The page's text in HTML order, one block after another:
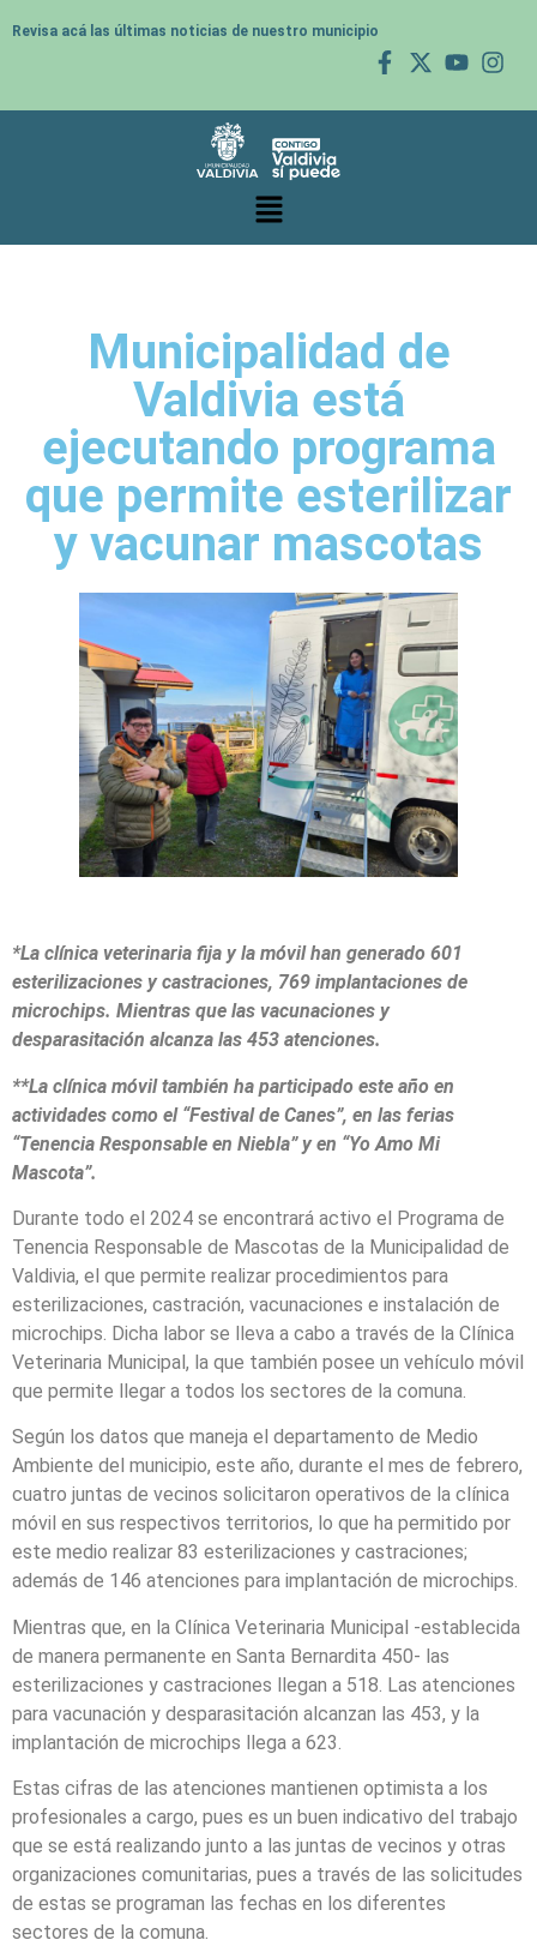
Revisa acá las últimas noticias de nuestro municipio
Municipalidad de
Valdivia está
ejecutando programa
que permite esterilizar
y vacunar mascotas
*La clínica veterinaria fija y la móvil han generado 601
esterilizaciones y castraciones, 769 implantaciones de
microchips. Mientras que las vacunaciones y
desparasitación alcanza las 453 atenciones.
**La clínica móvil también ha participado este año en
actividades como el “Festival de Canes”, en las ferias
“Tenencia Responsable en Niebla” y en “Yo Amo Mi
Mascota”.
Durante todo el 2024 se encontrará activo el Programa de
Tenencia Responsable de Mascotas de la Municipalidad de
Valdivia, el que permite realizar procedimientos para
esterilizaciones, castración, vacunaciones e instalación de
microchips. Dicha labor se lleva a cabo a través de la Clínica
Veterinaria Municipal, la que también posee un vehículo móvil
que permite llegar a todos los sectores de la comuna.
Según los datos que maneja el departamento de Medio
Ambiente del municipio, este año, durante el mes de febrero,
cuatro juntas de vecinos solicitaron operativos de la clínica
móvil en sus respectivos territorios, lo que ha permitido por
este medio realizar 83 esterilizaciones y castraciones;
además de 146 atenciones para implantación de microchips.
Mientras que, en la Clínica Veterinaria Municipal -establecida
de manera permanente en Santa Bernardita 450- las
esterilizaciones y castraciones llegan a 518. Las atenciones
para vacunación y desparasitación alcanzan las 453, y la
implantación de microchips llega a 623.
Estas cifras de las atenciones mantienen optimista a los
profesionales a cargo, pues es un buen indicativo del trabajo
que se está realizando junto a las juntas de vecinos y otras
organizaciones comunitarias, pues a través de las solicitudes
de estas se programan las fechas en los diferentes
sectores de la comuna.